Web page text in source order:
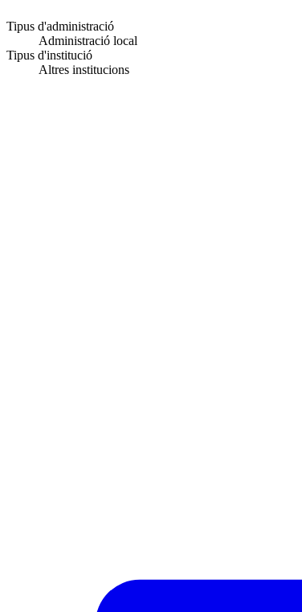
Tipus d'administració
Administració local
Tipus d'institució
Altres institucions